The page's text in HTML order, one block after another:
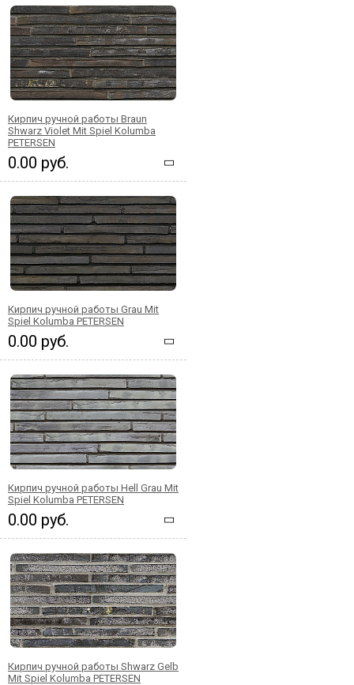
Кирпич ручной работы Braun
Shwarz Violet Mit Spiel Kolumba
PETERSEN
0.00 руб.
Кирпич ручной работы Grau Mit
Spiel Kolumba PETERSEN
0.00 руб.
Кирпич ручной работы Hell Grau Mit
Spiel Kolumba PETERSEN
0.00 руб.
Кирпич ручной работы Shwarz Gelb
Mit Spiel Kolumba PETERSEN